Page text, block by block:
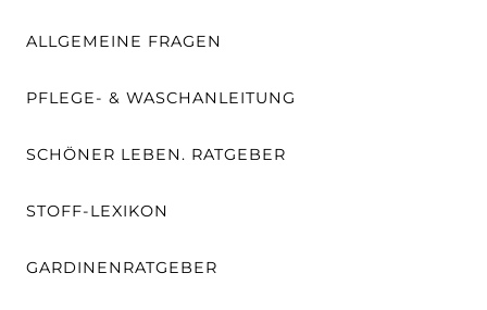
ALLGEMEINE FRAGEN
PFLEGE- & WASCHANLEITUNG
SCHÖNER LEBEN. RATGEBER
STOFF-LEXIKON
GARDINENRATGEBER